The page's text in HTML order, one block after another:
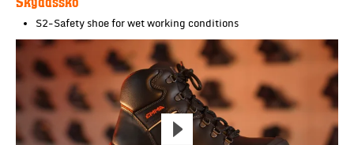
S2-Safety shoe for wet working conditions